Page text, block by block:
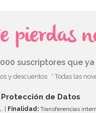
pierdas
suscriptores que
y descuentos * Todas las
de Datos
| Finalidad: Transferencias